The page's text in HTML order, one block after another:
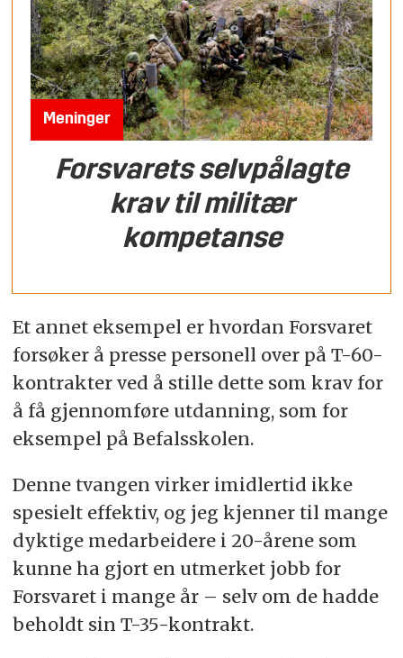
Meninger
Forsvarets selvpålagte
krav til militær
kompetanse
Et annet eksempel er hvordan Forsvaret
forsøker å presse personell over på T-60-
kontrakter ved å stille dette som krav for
å få gjennomføre utdanning, som for
eksempel på Befalsskolen.
Denne tvangen virker imidlertid ikke
spesielt effektiv, og jeg kjenner til mange
dyktige medarbeidere i 20-årene som
kunne ha gjort en utmerket jobb for
Forsvaret i mange år – selv om de hadde
beholdt sin T-35-kontrakt.